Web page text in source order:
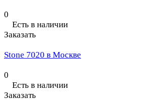
0
Есть в наличии
Заказать
Stone 7020 в Москве
0
Есть в наличии
Заказать